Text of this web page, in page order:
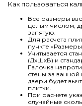
Как пользоваться
Все размеры
целым числом,
запятую.
Для расчета
пункте «Размеры
Учитывается
(ДхШхВ) и
Галочка
стены за
двери будет
плитки.
При расчете
случайные